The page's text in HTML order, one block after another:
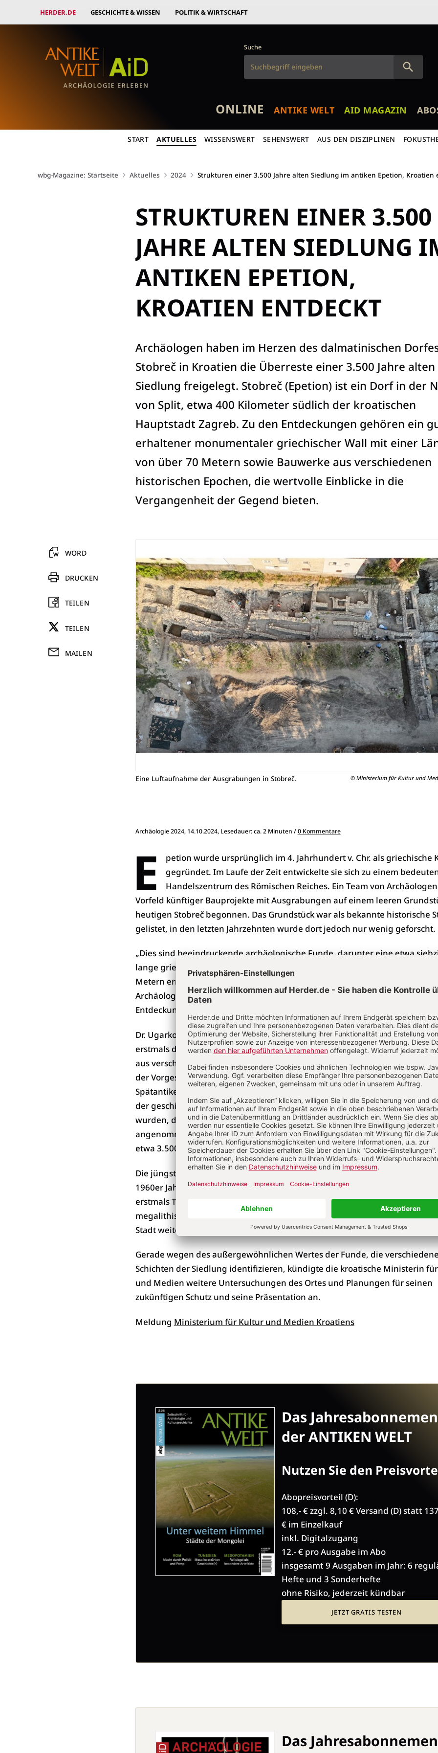
HERDER.DE GESCHICHTE & WISSEN POLITIK & WIRTSCHAFT
Suche
ONLINE ANTIKE WELT AID MAGAZIN
START AKTUELLES WISSENSWERT SEHENSWERT AUS DEN DISZIPLINEN
wbg-Magazine: Startseite Aktuelles 2024 Strukturen einer 3.500 Jahre alten Siedlung im antiken Epetion, Kroatien
STRUKTUREN EINER 3.500
JAHRE ALTEN SIEDLUNG
ANTIKEN EPETION,
KROATIEN ENTDECKT
Archäologen haben im Herzen des dalmatinischen
Stobreč in Kroatien die Überreste einer 3.500 Jahre alten
Siedlung freigelegt. Stobreč (Epetion) ist ein Dorf in der
von Split, etwa 400 Kilometer südlich der kroatischen
Hauptstadt Zagreb. Zu den Entdeckungen gehören ein
erhaltener monumentaler griechischer Wall mit einer
von über 70 Metern sowie Bauwerke aus verschiedenen
historischen Epochen, die wertvolle Einblicke in die
Vergangenheit der Gegend bieten.
Eine Luftaufnahme der Ausgrabungen in Stobreč. © Ministerium für Kultur und
Archäologie 2024, 14.10.2024, Lesedauer: ca. 2 Minuten /0 Kommentare
E
petion wurde ursprünglich im 4. Jahrhundert v. Chr. als griechische
gegründet. Im Laufe der Zeit entwickelte sie sich zu einem
Handelszentrum des Römischen Reiches. Ein Team von
Vorfeld künftiger Bauprojekte mit Ausgrabungen auf einem leeren
heutigen Stobreč begonnen. Das Grundstück war als bekannte historische
gelistet, in den letzten Jahrzehnten wurde dort jedoch nur wenig geforscht.
„Dies sind beeindruckende archäologische Funde, darunter eine etwa
lange griechische Mauer, von der einige Abschnitte eine Tiefe von mehr als
Metern erreichen“, betonte die Archäologin Dr. Marina Ugarković vom
Archäologie und erklärte, dass es sich dabei um eine außerordentlich
Entdeckung handele – die am besten erhaltene griechische Mauer in
Dr. Ugarković gab bekannt, dass während der von ihr geleiteten
erstmals die Überreste anderer Strukturen innerhalb der antiken Siedlung
aus verschiedenen Zeiträumen untersucht wurden. Diese Zeiträume
der Vorgeschichte über die hellenistische und römische Epoche bis hin zur
Spätantike und dem frühen Mittelalter. Marina Ugarković betonte, dass
der geschichteten Beschaffenheit der Stätte erstmals materielle Beweise
wurden, die darauf hindeuten, dass die Siedlung viel früher existierte als
angenommen. Die frühesten Funde stammen aus der mittleren Bronzezeit,
etwa 3.500 Jahre vor Christus.
Die jüngste Ausgrabung ist die umfangreichste Untersuchung von Epetion
1960er Jahren, als die Archäologen Mladen Nikolanci und Dr. Aleksandra
erstmals Teile der Stadtmauer entdeckten. Die neuen Entdeckungen,
megalithische Struktur mit einem Doppeltor, deuten darauf hin, dass sich
Stadt weiter erstreckte als bisher angenommen.
Gerade wegen des außergewöhnlichen Wertes der Funde, die
Schichten der Siedlung identifizieren, kündigte die kroatische Ministerin
und Medien weitere Untersuchungen des Ortes und Planungen für seinen
zukünftigen Schutz und seine Präsentation an.
Meldung Ministerium für Kultur und Medien Kroatiens
Das
der ANTIKEN WELT
Nutzen Sie den
Abopreisvorteil (D):
108,- € zzgl. 8,10 € Versand (D) statt
€ im Einzelkauf
inkl. Digitalzugang
12.- € pro Ausgabe im Abo
insgesamt 9 Ausgaben im Jahr: 6
Hefte und 3 Sonderhefte
ohne Risiko, jederzeit kündbar
JETZT GRATIS TESTEN
Das
WORD
DRUCKEN
TEILEN
TEILEN
MAILEN